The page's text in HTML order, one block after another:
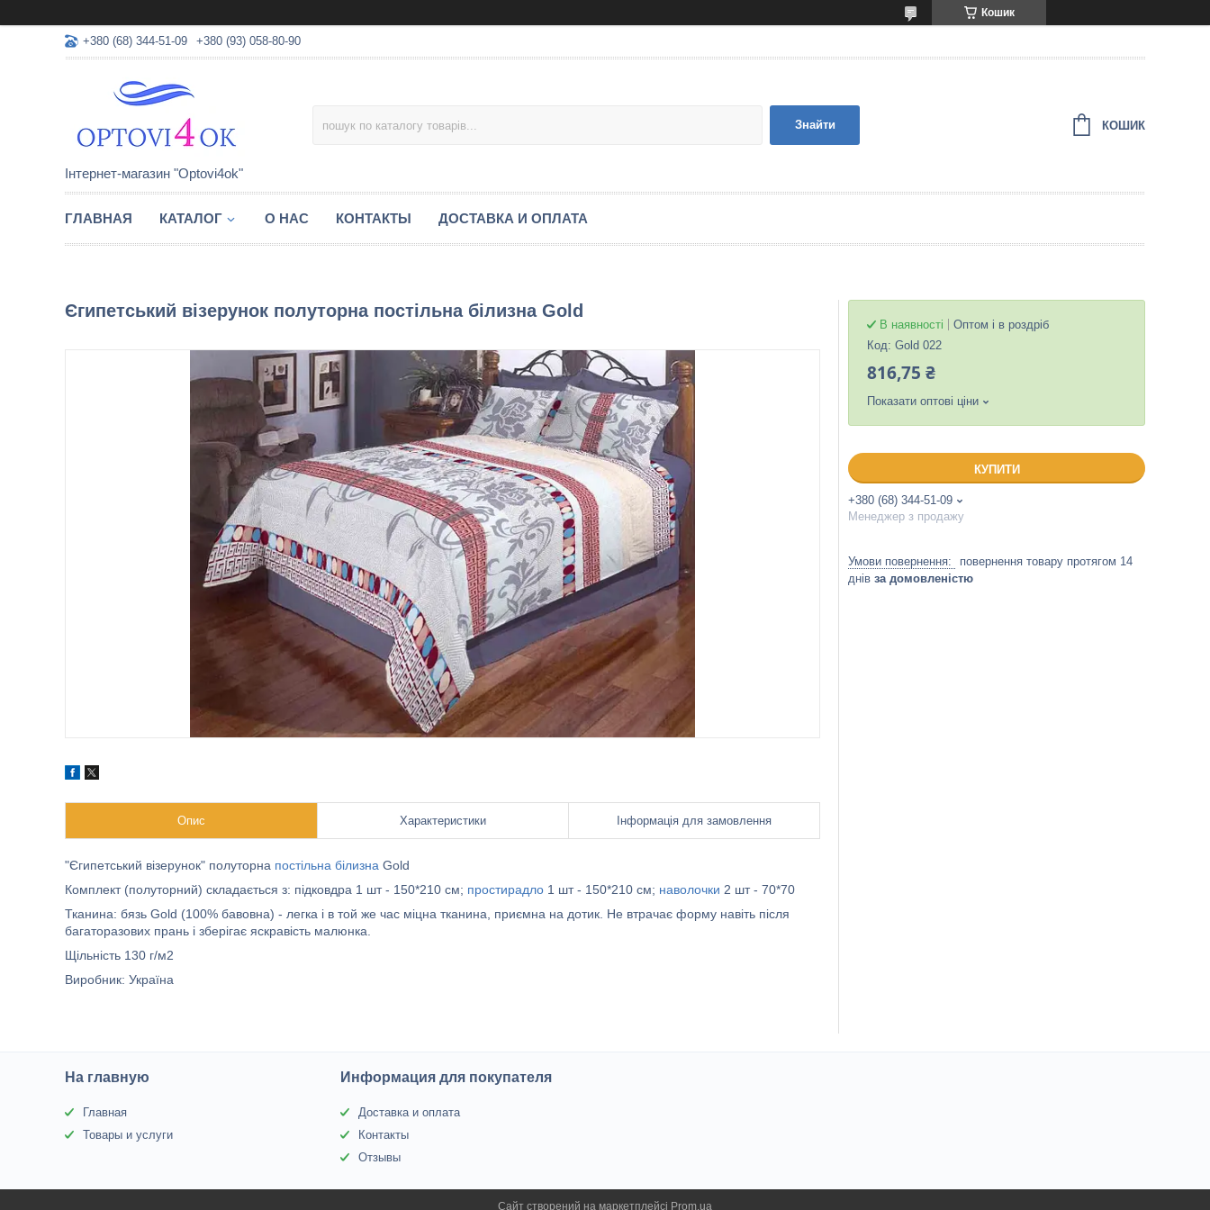
Кошик
+380 (68) 344-51-09 +380 (93) 058-80-90
Інтернет-магазин "Optovi4ok"
Знайти КОШИК
ГЛАВНАЯ КАТАЛОГ О НАС КОНТАКТЫ ДОСТАВКА И ОПЛАТА
Єгипетський візерунок полуторна постільна білизна Gold
Опис Характеристики Інформація для замовлення
"Єгипетський візерунок" полуторна постільна білизна Gold
Комплект (полуторний) складається з: підковдра 1 шт - 150*210 см; простирадло 1 шт - 150*210 см; наволочки 2 шт - 70*70
Тканина: бязь Gold (100% бавовна) - легка і в той же час міцна тканина, приємна на дотик. Не втрачає форму навіть після
багаторазових прань і зберігає яскравість малюнка.
Щільність 130 г/м2
Виробник: Україна
В наявності
Оптом і в роздріб
Код: Gold 022
816,75 ₴
Показати оптові ціни
КУПИТИ
+380 (68) 344-51-09
Менеджер з продажу
повернення товару протягом 14
днів за домовленістю
На главную
Главная
Товары и услуги
Информация для покупателя
Доставка и оплата
Контакты
Отзывы
Сайт створений на маркетплейсі Prom.ua